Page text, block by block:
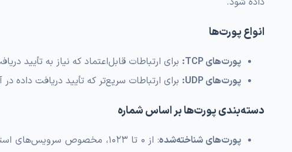
انواع پورت‌ها
پورت‌های TCP:
برای ارتباطات قابل‌اعتماد که نیاز به تأیید
پورت‌های UDP:
برای ارتباطات سریع‌تر که تأیید دریافت
دسته‌بندی پورت‌ها بر اساس شماره
پورت‌های شناخته‌شده